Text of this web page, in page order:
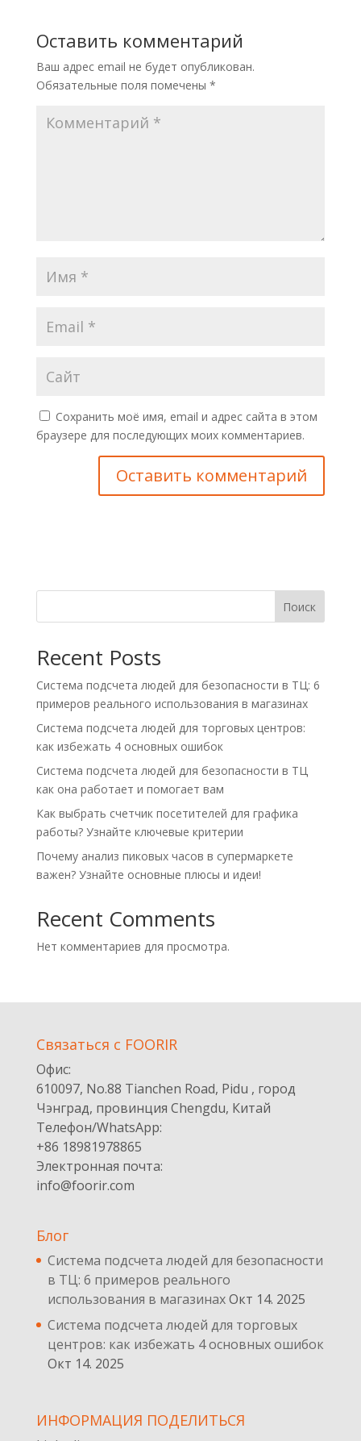
Оставить комментарий
Ваш адрес email не будет опубликован.
Обязательные поля помечены *
Сохранить моё имя, email и адрес сайта в этом
браузере для последующих моих комментариев.
Поиск
Recent Posts
Система подсчета людей для безопасности в ТЦ: 6
примеров реального использования в магазинах
Система подсчета людей для торговых центров:
как избежать 4 основных ошибок
Система подсчета людей для безопасности в ТЦ
как она работает и помогает вам
Как выбрать счетчик посетителей для графика
работы? Узнайте ключевые критерии
Почему анализ пиковых часов в супермаркете
важен? Узнайте основные плюсы и идеи!
Recent Comments
Нет комментариев для просмотра.
Cвязаться с FOORIR
Офис:
610097, No.88 Tianchen Road, Pidu , город
Чэнград, провинция Chengdu, Китай
Телефон/WhatsApp:
+86 18981978865
Электронная почта:
info@foorir.com
Блог
Система подсчета людей для безопасности
в ТЦ: 6 примеров реального
использования в магазинахОкт 14. 2025
Система подсчета людей для торговых
центров: как избежать 4 основных ошибок
Окт 14. 2025
ИНФОРМАЦИЯ ПОДЕЛИТЬСЯ